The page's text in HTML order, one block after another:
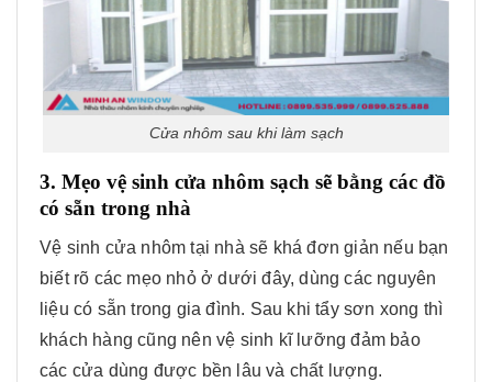
Cửa nhôm sau khi làm sạch
3. Mẹo vệ sinh cửa nhôm sạch sẽ bằng các đồ
có sẵn trong nhà
Vệ sinh cửa nhôm tại nhà sẽ khá đơn giản nếu bạn
biết rõ các mẹo nhỏ ở dưới đây, dùng các nguyên
liệu có sẵn trong gia đình. Sau khi tẩy sơn xong thì
khách hàng cũng nên vệ sinh kĩ lưỡng đảm bảo
các cửa dùng được bền lâu và chất lượng.